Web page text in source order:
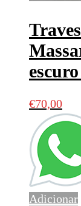
€70,00
Adicionar